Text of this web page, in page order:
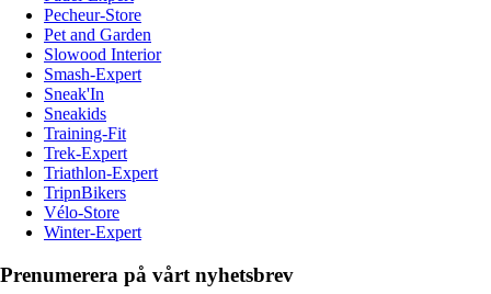
Pecheur-Store
Pet and Garden
Slowood Interior
Smash-Expert
Sneak'In
Sneakids
Training-Fit
Trek-Expert
Triathlon-Expert
TripnBikers
Vélo-Store
Winter-Expert
Prenumerera på vårt nyhetsbrev